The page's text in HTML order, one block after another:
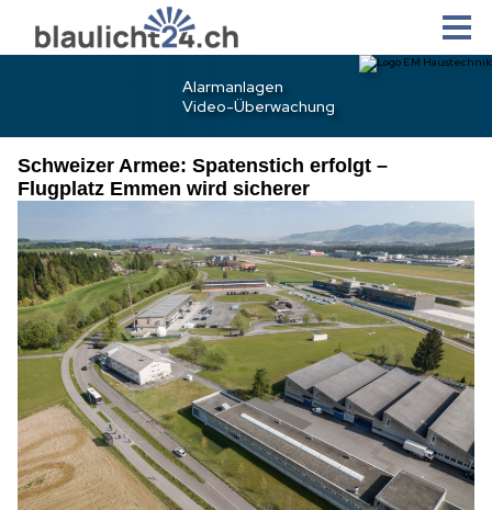
Schweizer Armee: Spatenstich erfolgt –
Flugplatz Emmen wird sicherer